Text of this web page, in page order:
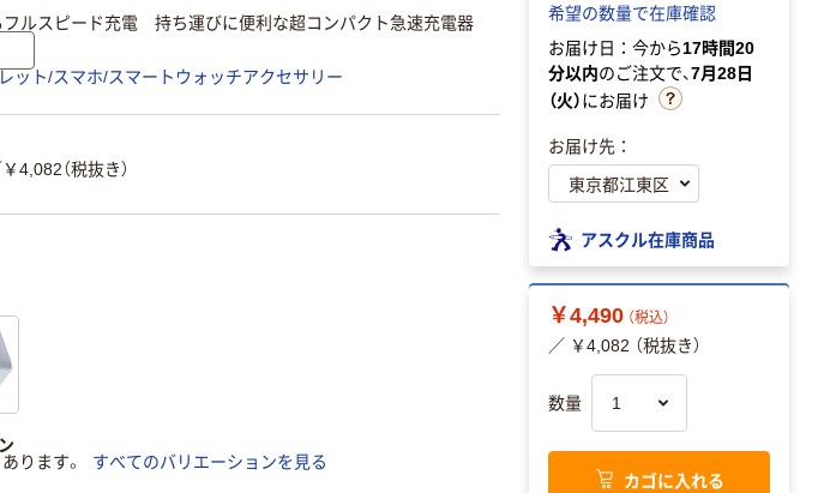
フルスピード充電 持ち運びに便利な超コンパクト急速充電器
ット/スマホ/スマートウォッチアクセサリー
4,082（税抜き）
ります。
すべてのバリエーションを見る
希望の数量で在庫確認
お届け日：今から17時間20
分以内のご注文で、7月28日
（火）にお届け
お届け先：
アスクル在庫商品
￥4,490 （税込）
／ ￥4,082 （税抜き）
数量
カゴに入れる